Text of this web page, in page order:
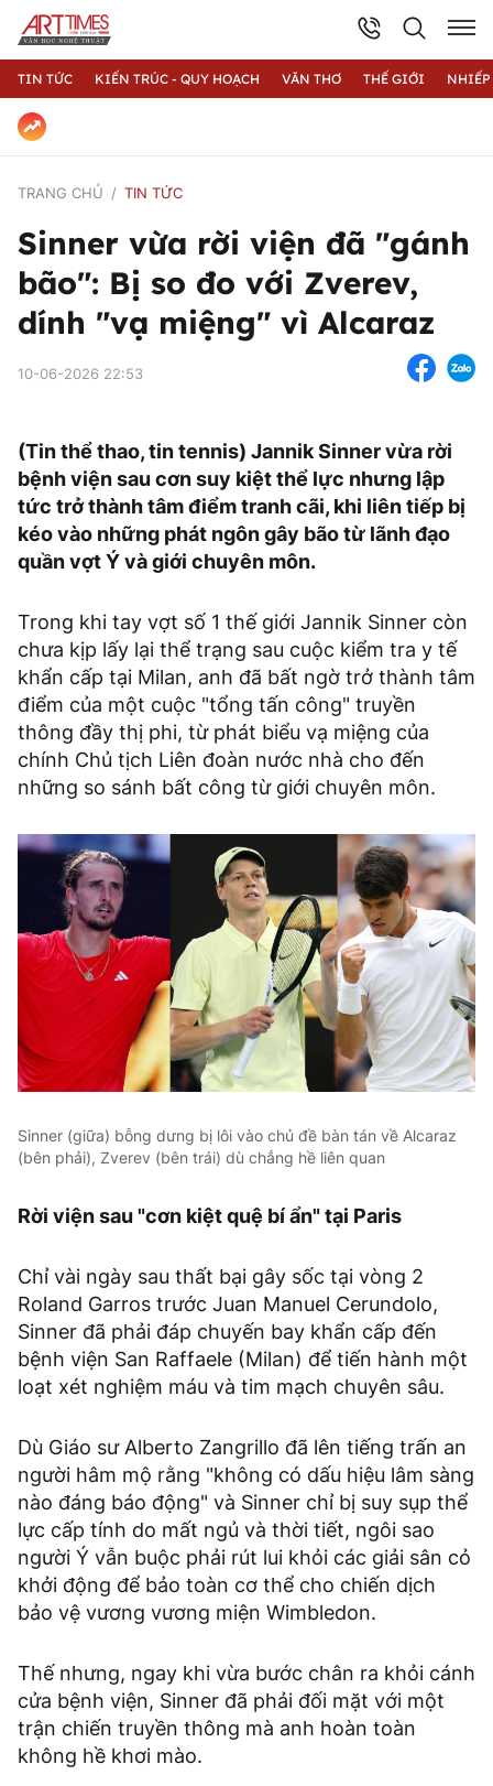
TIN TỨC KIẾN TRÚC - QUY HOẠCH VĂN THƠ THẾ GIỚI
TRANG CHỦ TIN TỨC
Sinner vừa rời viện đã "gánh
bão": Bị so đo với Zverev,
dính "vạ miệng" vì Alcaraz
10-06-2026 22:53
(Tin thể thao, tin tennis) Jannik Sinner vừa rời
bệnh viện sau cơn suy kiệt thể lực nhưng lập
tức trở thành tâm điểm tranh cãi, khi liên tiếp bị
kéo vào những phát ngôn gây bão từ lãnh đạo
quần vợt Ý và giới chuyên môn.
Trong khi tay vợt số 1 thế giới Jannik Sinner còn
chưa kịp lấy lại thể trạng sau cuộc kiểm tra y tế
khẩn cấp tại Milan, anh đã bất ngờ trở thành tâm
điểm của một cuộc "tổng tấn công" truyền
thông đầy thị phi, từ phát biểu vạ miệng của
chính Chủ tịch Liên đoàn nước nhà cho đến
những so sánh bất công từ giới chuyên môn.
Sinner (giữa) bỗng dưng bị lôi vào chủ đề bàn tán về Alcaraz
(bên phải), Zverev (bên trái) dù chẳng hề liên quan
Rời viện sau "cơn kiệt quệ bí ẩn" tại Paris
Chỉ vài ngày sau thất bại gây sốc tại vòng 2
Roland Garros trước Juan Manuel Cerundolo,
Sinner đã phải đáp chuyến bay khẩn cấp đến
bệnh viện San Raffaele (Milan) để tiến hành một
loạt xét nghiệm máu và tim mạch chuyên sâu.
Dù Giáo sư Alberto Zangrillo đã lên tiếng trấn an
người hâm mộ rằng "không có dấu hiệu lâm sàng
nào đáng báo động" và Sinner chỉ bị suy sụp thể
lực cấp tính do mất ngủ và thời tiết, ngôi sao
người Ý vẫn buộc phải rút lui khỏi các giải sân cỏ
khởi động để bảo toàn cơ thể cho chiến dịch
bảo vệ vương vương miện Wimbledon.
Thế nhưng, ngay khi vừa bước chân ra khỏi cánh
cửa bệnh viện, Sinner đã phải đối mặt với một
trận chiến truyền thông mà anh hoàn toàn
không hề khơi mào.